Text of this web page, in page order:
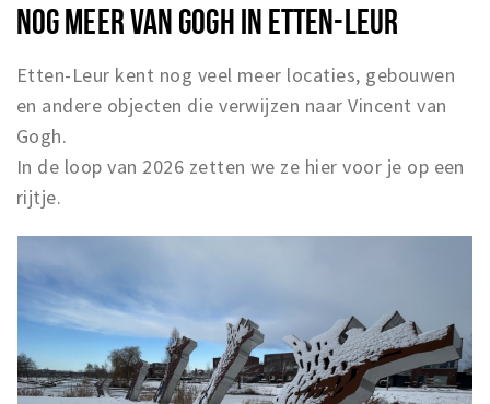
NOG MEER VAN GOGH IN ETTEN-LEUR
Etten-Leur kent nog veel meer locaties, gebouwen
en andere objecten die verwijzen naar Vincent van
Gogh.
In de loop van 2026 zetten we ze hier voor je op een
rijtje.